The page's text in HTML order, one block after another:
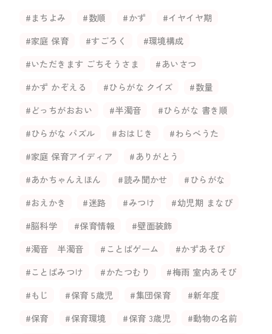
#まちよみ #数順 #かず
#イヤイヤ期
#家庭 保育
#すごろく
#環境構成
#いただきます ごちそうさま
#あいさつ
#かず かぞえる
#ひらがな クイズ
#数量
#どっちがおおい
#半濁音
#ひらがな 書き順
#ひらがな パズル
#おはじき
#わらべうた
#家庭 保育アイディア
#ありがとう
#あかちゃんえほん
#読み聞かせ
#ひらがな
#おえかき
#迷路 #みつけ
#幼児期 まなび
#脳科学
#保育情報
#壁面装飾
#濁音 半濁音
#ことばゲーム
#かずあそび
#ことばみつけ
#かたつむり
#梅雨 室内あそび
#もじ
#保育 5歳児 #集団保育
#新年度
#保育
#保育環境 #保育 3歳児
#動物の名前